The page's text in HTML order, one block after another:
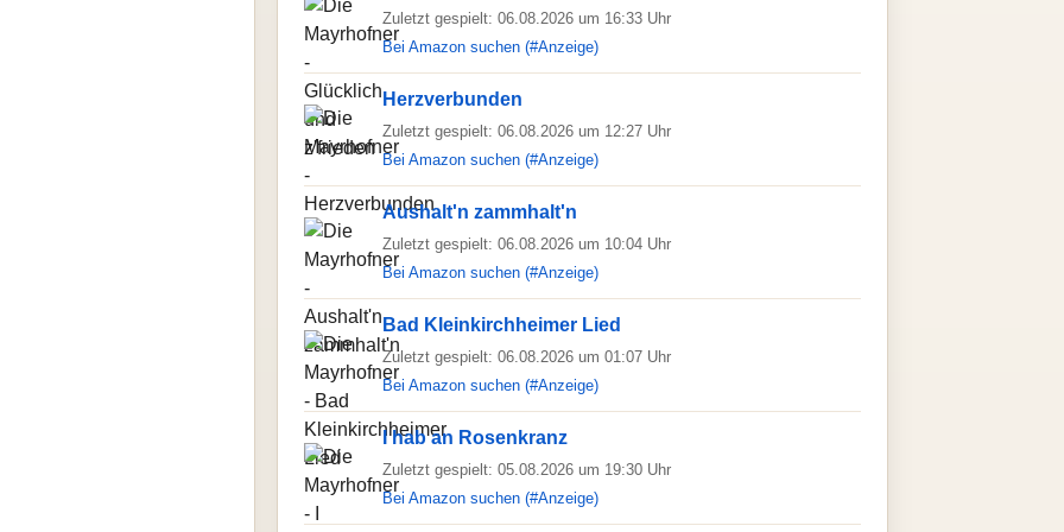
Zuletzt gespielt: 06.08.2026 um 16:33 Uhr
Bei Amazon suchen (#Anzeige)
Herzverbunden
Zuletzt gespielt: 06.08.2026 um 12:27 Uhr
Bei Amazon suchen (#Anzeige)
Aushalt'n zammhalt'n
Zuletzt gespielt: 06.08.2026 um 10:04 Uhr
Bei Amazon suchen (#Anzeige)
Bad Kleinkirchheimer Lied
Zuletzt gespielt: 06.08.2026 um 01:07 Uhr
Bei Amazon suchen (#Anzeige)
I hab an Rosenkranz
Zuletzt gespielt: 05.08.2026 um 19:30 Uhr
Bei Amazon suchen (#Anzeige)